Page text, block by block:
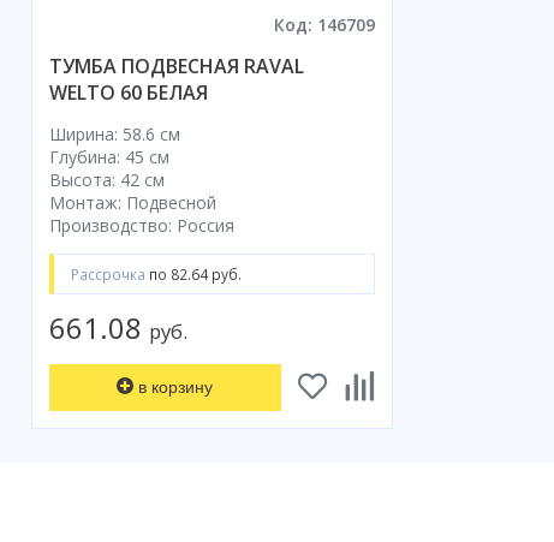
Код: 146709
ТУМБА ПОДВЕСНАЯ RAVAL
WELTO 60 БЕЛАЯ
Ширина: 58.6 см
Глубина: 45 см
Высота: 42 см
Монтаж: Подвесной
Производство: Россия
Рассрочка по 82.64 руб.
661.08 руб.
в корзину